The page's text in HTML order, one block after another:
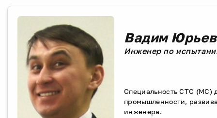
Вадим
Инженер по
Специальность СТС (МС)
промышленности,
инженера.